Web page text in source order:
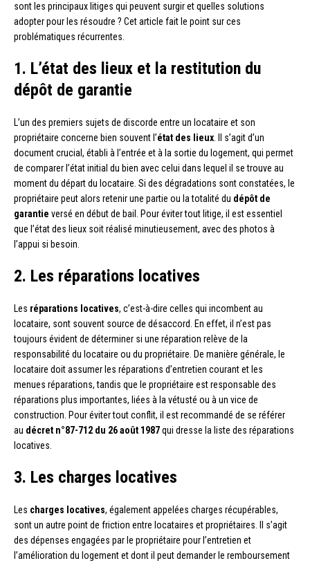
sont les principaux litiges qui peuvent surgir et quelles solutions
adopter pour les résoudre ? Cet article fait le point sur ces
problématiques récurrentes.
1. L’état des lieux et la restitution du
dépôt de garantie
L’un des premiers sujets de discorde entre un locataire et son
propriétaire concerne bien souvent l’état des lieux. Il s’agit d’un
document crucial, établi à l’entrée et à la sortie du logement, qui permet
de comparer l’état initial du bien avec celui dans lequel il se trouve au
moment du départ du locataire. Si des dégradations sont constatées, le
propriétaire peut alors retenir une partie ou la totalité du dépôt de
garantie versé en début de bail. Pour éviter tout litige, il est essentiel
que l’état des lieux soit réalisé minutieusement, avec des photos à
l’appui si besoin.
2. Les réparations locatives
Les réparations locatives, c’est-à-dire celles qui incombent au
locataire, sont souvent source de désaccord. En effet, il n’est pas
toujours évident de déterminer si une réparation relève de la
responsabilité du locataire ou du propriétaire. De manière générale, le
locataire doit assumer les réparations d’entretien courant et les
menues réparations, tandis que le propriétaire est responsable des
réparations plus importantes, liées à la vétusté ou à un vice de
construction. Pour éviter tout conflit, il est recommandé de se référer
au décret n°87-712 du 26 août 1987qui dresse la liste des réparations
locatives.
3. Les charges locatives
Les charges locatives, également appelées charges récupérables,
sont un autre point de friction entre locataires et propriétaires. Il s’agit
des dépenses engagées par le propriétaire pour l’entretien et
l’amélioration du logement et dont il peut demander le remboursement